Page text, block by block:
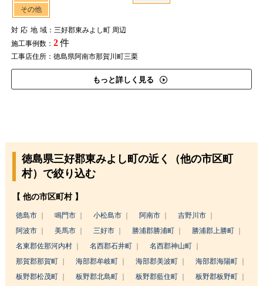
その他
対応地域：三好郡東みよし町 周辺
施工事例数： 2件
工事店住所：徳島県阿南市那賀川町三栗
もっと詳しく見る
徳島県三好郡東みよし町の近く（他の市区町
村）で絞り込む
【 他の市区町村 】
徳島市 鳴門市 小松島市 阿南市
吉野川市
阿波市
美馬市 三好市 勝浦郡勝浦町
勝浦郡上勝町
名東郡佐那河内村
名西郡石井町
名西郡神山町
那賀郡那賀町
海部郡牟岐町 海部郡美波町
海部郡海陽町
板野郡松茂町
板野郡北島町 板野郡藍住町
板野郡板野町